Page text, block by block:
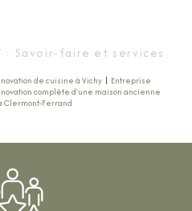
: Savoir-faire et services
de cuisine à Vichy| Entreprise
complète d'une maison ancienne
Clermont-Ferrand